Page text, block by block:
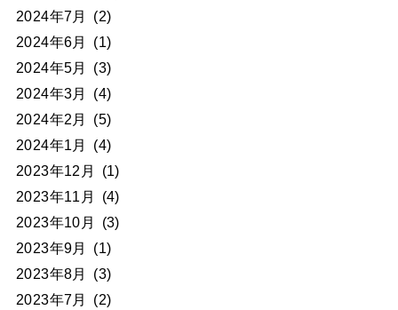
2024年7月
(2)
2024年6月
(1)
2024年5月
(3)
2024年3月
(4)
2024年2月
(5)
2024年1月
(4)
2023年12月
(1)
2023年11月
(4)
2023年10月
(3)
2023年9月
(1)
2023年8月
(3)
2023年7月
(2)